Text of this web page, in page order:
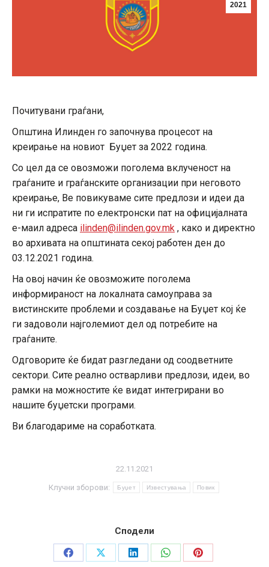
2021
Почитувани граѓани,
Општина Илинден го започнува процесот на
креирање на новиот Буџет за 2022 година.
Со цел да се овозможи поголема вклученост на
граѓаните и граѓанските организации при неговото
креирање, Ве повикуваме сите предлози и идеи да
ни ги испратите по електронски пат на официјалната
е-маил адреса ilinden@ilinden.gov.mk , како и директно
во архивата на општината секој работен ден до
03.12.2021 година.
На овој начин ќе овозможите поголема
информираност на локалната самоуправа за
вистинските проблеми и создавање на Буџет кој ќе
ги задоволи најголемиот дел од потребите на
граѓаните.
Одговорите ќе бидат разгледани од соодветните
сектори. Сите реално остварливи предлози, идеи, во
рамки на можностите ќе видат интегрирани во
нашите буџетски програми.
Ви благодариме на соработката.
22.11.2021
Клучни зборови: Буџет Известувања Повик
Сподели
Share
Share
Share
Share
Share